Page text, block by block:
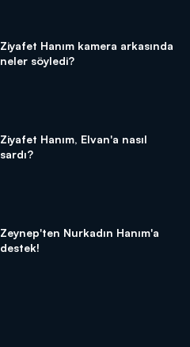
Ziyafet Hanım kamera arkasında
neler söyledi?
Ziyafet Hanım, Elvan'a nasıl
sardı?
Zeynep'ten Nurkadın Hanım'a
destek!